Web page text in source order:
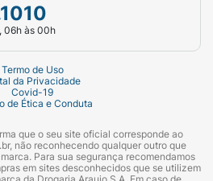
Além disso, nos
afetivo bipolar,
de mania e depressão. O
de ZYPREXA no
e no tratamento
aguda ou mistos, do
desconhecido. Quando
por via oral (pela boca),
5 e 20 mg, para o
06h às 00h
Termo de Uso
da Privacidade
Covid-19
de Ética e Conduta
que o seu site oficial corresponde ao
não reconhecendo qualquer outro que
Para sua segurança recomendamos
em sites desconhecidos que se utilizem